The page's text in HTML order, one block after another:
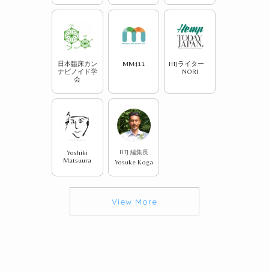
日本臨床カン
ナビノイド学
会
MM411
HTJライター
NORI
Yoshiki
Matsuura
HTJ 編集長
Yosuke Koga
View More